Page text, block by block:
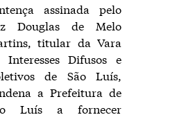
assinada pelo
Douglas de Melo
titular da Vara
Interesses Difusos e
de São Luís,
a Prefeitura de
Luís a fornecer